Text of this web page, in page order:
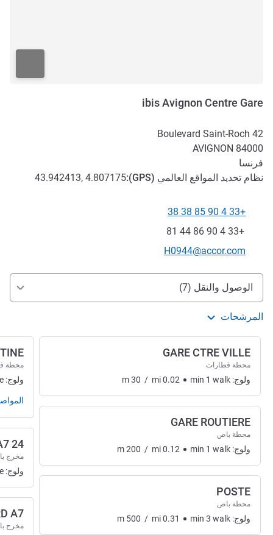
ibis Avignon Centre Gare
42 Boulevard Saint-Roch
84000
AVIGNON
فرنسا
نظام تحديد المواقع العالمي (GPS
):
43.942413, 4.807175
الهاتف
+33 4 90 85 38 38
فاكس
+33 4 90 86 44 81
تواصل معنا عبر البريد الإلكتروني
H0944@accor.com
الوصول والتنقل
الوصول والنقل (7)
المرشحات
GARE CTRE VILLE
محطة قطارات
ولوج: m30 / mi0.02 min 1 walk
GARE ROUTIERE
محطة باص
ولوج: m200 / mi0.12 min 1 walk
POSTE
محطة باص
ولوج: m 500 / mi0.31 min 3 walk
محطة
ولوج:
24 AVIGNON SUD A7
مخرج
ولوج:
A7
مخرج